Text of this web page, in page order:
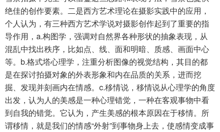
绝佳的创作要素。二是西方艺术理论在摄影实践中的应用，
个人认为，有三种西方艺术学说对摄影创作起到了重要的指
导作用，a.构图学，强调对自然界各种形状的抽象表现，从
混乱中找出秩序，比如点、线、面和明暗、质感、画面中心
等。b.格式塔心理学，注重分析图像的视觉结构，其目的都
是在探讨拍摄对象的外表形象和内在品质的关系，进而挖
掘、发现并刻画内在情感。c.移情说，移情说从心理学的角度
出发，认为人的美感是一种心理错觉，一种在客观事物中看
到自我的错觉。它认为，产生美感的根本原因在于移情。所
谓移情，就是我们的情感“外射”到事物身上去，使感情变成事